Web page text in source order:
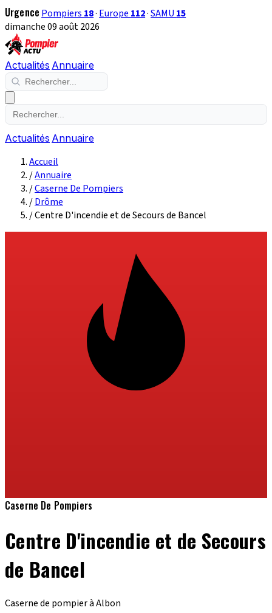
Urgence Pompiers 18· Europe 112·SAMU 15
dimanche 09 août 2026
Actualités Annuaire
Actualités Annuaire
Accueil
/Annuaire
/Caserne De Pompiers
/Drôme
/Centre D'incendie et de Secours de Bancel
Caserne De Pompiers
Centre D'incendie et de Secours
de Bancel
Caserne de pompier à Albon